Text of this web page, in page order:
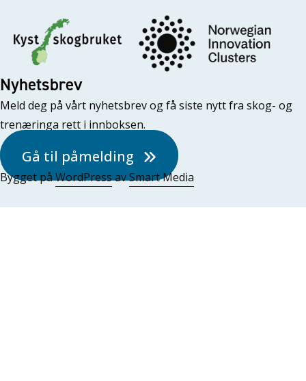
Nyhetsbrev
Meld deg på vårt nyhetsbrev og få siste nytt fra skog- og
trenæringa rett i innboksen.
Gå til påmelding
Bygget påWordPressavSmart Media